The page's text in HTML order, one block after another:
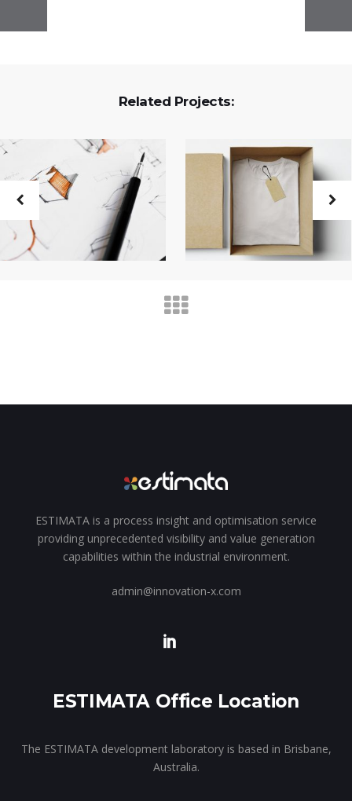
Related Projects:
ESTIMATA is a process insight and optimisation service
providing unprecedented visibility and value generation
capabilities within the industrial environment.
admin@innovation-x.com
ESTIMATA Office Location
The ESTIMATA development laboratory is based in Brisbane,
Australia.